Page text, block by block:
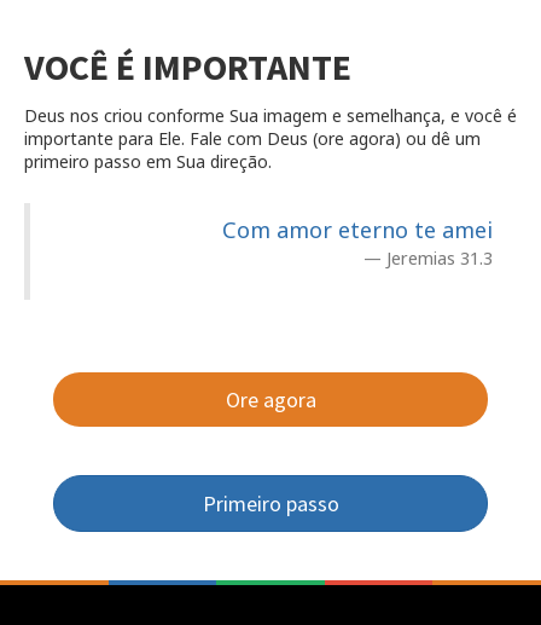
VOCÊ É IMPORTANTE
Deus nos criou conforme Sua imagem e semelhança, e você é
importante para Ele. Fale com Deus (ore agora) ou dê um
primeiro passo em Sua direção.
Com amor eterno te amei
Jeremias 31.3
Ore agora
Primeiro passo